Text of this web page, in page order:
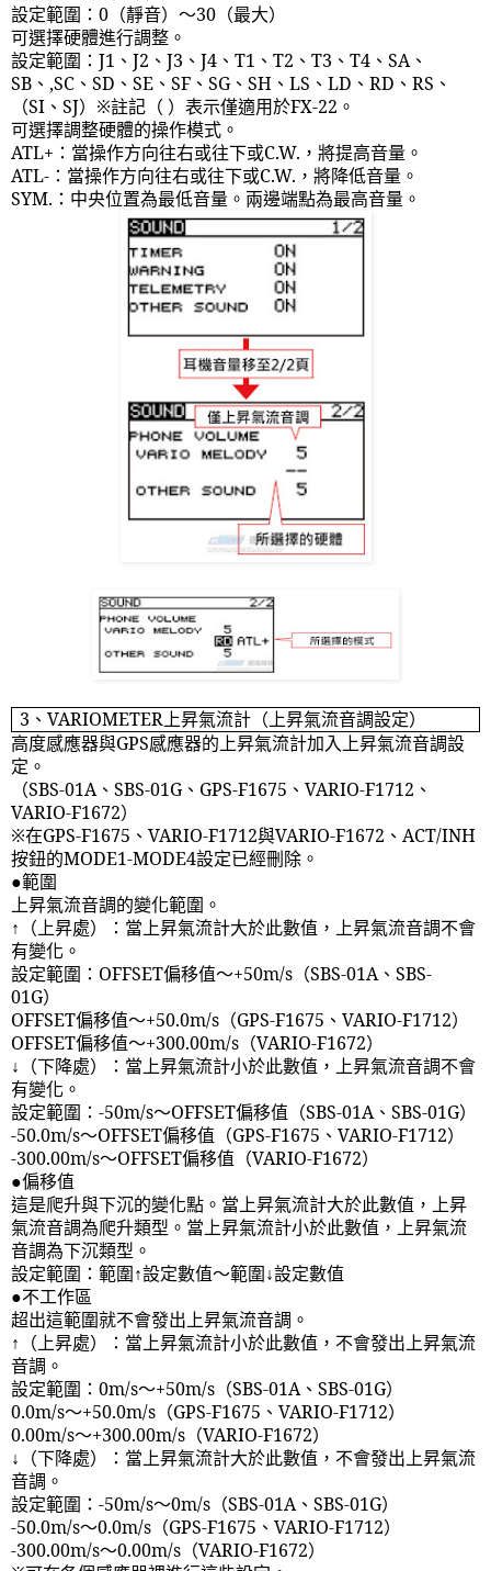
設定範圍： 0 （靜音）～30 （最大）
可選擇硬體進行調整。
設定範圍： J1 、 J2 、 J3 、 J4 、 T1 、 T2 、 T3 、 T4 、 SA、
SB 、 ,SC 、 SD 、 SE 、 SF 、 SG、 SH 、 LS 、 LD 、 RD 、 RS 、
（SI 、 SJ）※註記（ ）表示僅適用於FX-22 。
可選擇調整硬體的操作模式。
ATL+ ：當操作方向往右或往下或C.W. ，將提高音量。
ATL- ：當操作方向往右或往下或C.W. ，將降低音量。
SYM. ：中央位置為最低音量。兩邊端點為最高音量。
3 、VARIOMETER上昇氣流計（上昇氣流音調設定）
高度感應器與GPS感應器的上昇氣流計加入上昇氣流音調設
定。
（SBS-01A、 SBS-01G、 GPS-F1675 、 VARIO-F1712 、
VARIO-F1672）
※在GPS-F1675 、 VARIO-F1712與VARIO-F1672 、 ACT/INH
按鈕的MODE1-MODE4設定已經刪除。
●範圍
上昇氣流音調的變化範圍。
↑（上昇處）：當上昇氣流計大於此數值，上昇氣流音調不會
有變化。
設定範圍： OFFSET偏移值～+50m/s （SBS-01A、 SBS-
01G）
OFFSET偏移值～+50.0m/s （GPS-F1675 、 VARIO-F1712）
OFFSET偏移值～+300.00m/s （VARIO-F1672）
↓（下降處）：當上昇氣流計小於此數值，上昇氣流音調不會
有變化。
設定範圍： -50m/s～OFFSET偏移值（SBS-01A、 SBS-01G）
-50.0m/s～OFFSET偏移值（GPS-F1675 、 VARIO-F1712）
-300.00m/s～OFFSET偏移值（VARIO-F1672）
●偏移值
這是爬升與下沉的變化點。當上昇氣流計大於此數值，上昇
氣流音調為爬升類型。當上昇氣流計小於此數值，上昇氣流
音調為下沉類型。
設定範圍：範圍↑設定數值～範圍↓設定數值
●不工作區
超出這範圍就不會發出上昇氣流音調。
↑（上昇處）：當上昇氣流計小於此數值，不會發出上昇氣流
音調。
設定範圍： 0m/s～+50m/s （SBS-01A、 SBS-01G）
0.0m/s～+50.0m/s （GPS-F1675 、 VARIO-F1712）
0.00m/s～+300.00m/s （VARIO-F1672）
↓（下降處）：當上昇氣流計大於此數值，不會發出上昇氣流
音調。
設定範圍： -50m/s～0m/s （SBS-01A、 SBS-01G）
-50.0m/s～0.0m/s （GPS-F1675 、 VARIO-F1712）
-300.00m/s～0.00m/s （VARIO-F1672）